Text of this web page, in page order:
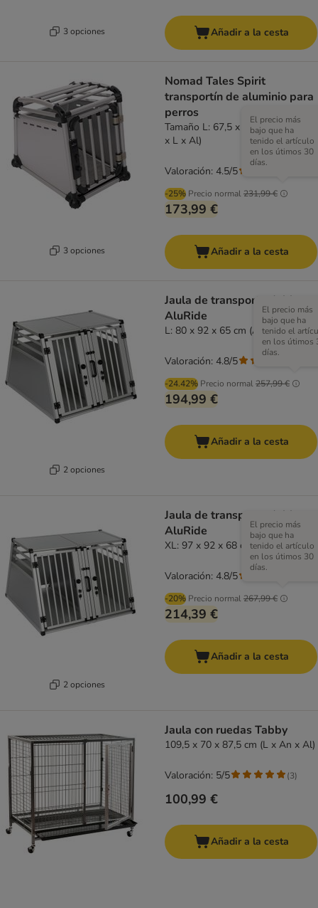
3 opciones Añadir a la cesta
3 opciones
Nomad Tales Spirit
transportín de aluminio para
perros
Tamaño L: 67,5 x 92 x 68 cm (An
x L x Al)
-25% Precio normal231,99 €
El precio más
bajo que ha
tenido el artículo
en los útimos 30
días.
173,99 €
Valoración: 4.5/5
Añadir a la cesta
2 opciones
Jaula de transporte doble
AluRide
L: 80 x 92 x 65 cm (An x P x Al)
-24.42% Precio normal257,99 €
El precio más
bajo que ha
tenido el
en los útimos
días.
194,99 €
Valoración: 4.8/5
Añadir a la cesta
2 opciones
Jaula de transporte doble
AluRide
XL: 97 x 92 x 68 cm (An x P x Al)
-20% Precio normal267,99 €
El precio más
bajo que ha
tenido el artículo
en los útimos 30
días.
214,39 €
Valoración: 4.8/5
Añadir a la cesta
Jaula con ruedas Tabby
109,5 x 70 x 87,5 cm (L x An x Al)
100,99 €
Valoración: 5/5 (3)
Añadir a la cesta